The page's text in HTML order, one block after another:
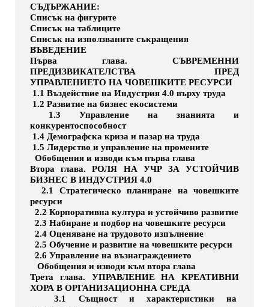
СЪДЪРЖАНИЕ:
Списък на фигурите
Списък на таблиците
Списък на използваните съкращения
ВЪВЕДЕНИЕ
Първа глава. СЪВРЕМЕННИ
ПРЕДИЗВИКАТЕЛСТВА ПРЕД
УПРАВЛЕНИЕТО НА ЧОВЕШКИТЕ РЕСУРСИ
1.1 Въздействие на Индустрия 4.0 върху труда
1.2 Развитие на бизнес екосистеми
1.3 Управление на знанията и
конкурентоспособност
1.4 Демографска криза и пазар на труда
1.5 Лидерство и управление на промените
Обобщения и изводи към първа глава
Втора глава. РОЛЯ НА УЧР ЗА УСТОЙЧИВ
БИЗНЕС В ИНДУСТРИЯ 4.0
2.1 Стратегическо планиране на човешките
ресурси
2.2 Корпоративна култура и устойчиво развитие
2.3 Набиране и подбор на човешките ресурси
2.4 Оценяване на трудовото изпълнение
2.5 Обучение и развитие на човешките ресурси
2.6 Управление на възнаграждението
Обобщения и изводи към втора глава
Трета глава. УПРАВЛЕНИЕ НА КРЕАТИВНИ
ХОРА В ОРГАНИЗАЦИОННА СРЕДА
3.1 Същност и характеристики на